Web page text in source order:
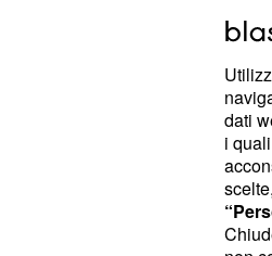
L’Inter
reparto
dati
i